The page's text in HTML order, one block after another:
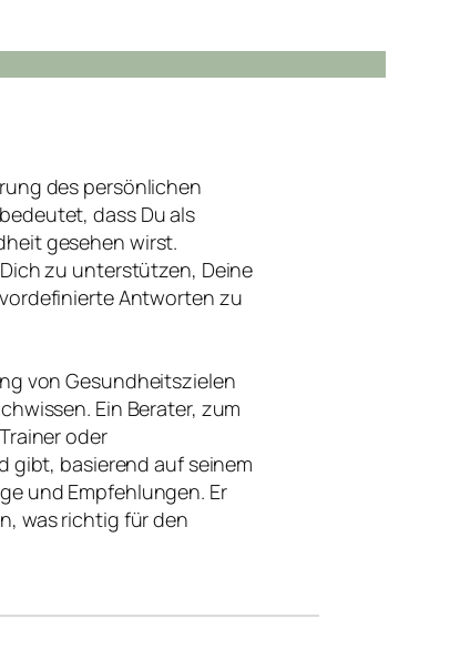
des persönlichen
dass Du als
gesehen wirst.
zu unterstützen, Deine
Antworten zu
von Gesundheitszielen
Ein Berater, zum
oder
gibt, basierend auf seinem
und Empfehlungen. Er
was richtig für den